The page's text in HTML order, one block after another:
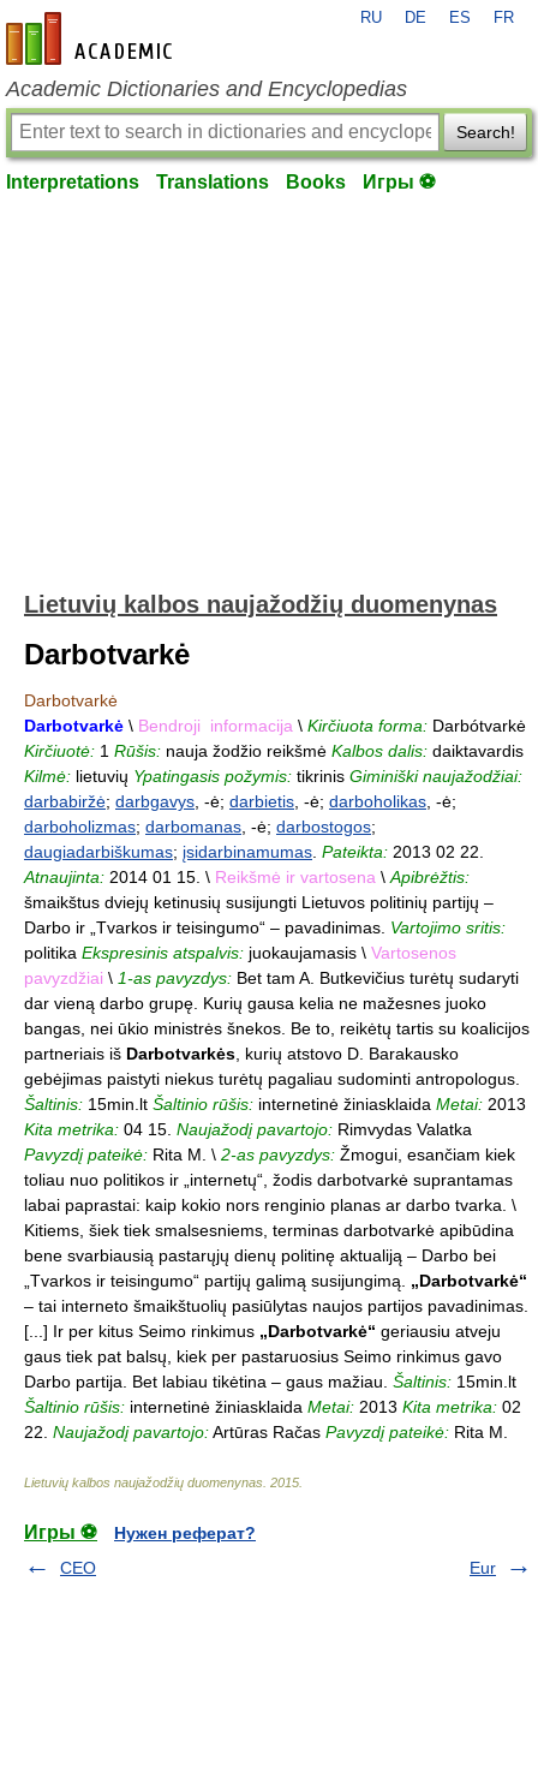
en-academic.com
RU DE ES FR
Academic Dictionaries and Encyclopedias
Search!
Interpretations Translations Books Игры ⚽
Lietuvių kalbos naujažodžių duomenynas
Darbotvarkė
Darbotvarkė
Darbotvarkė \ Bendroji informacija \ Kirčiuota forma: Darbótvarkė
Kirčiuotė: 1 Rūšis: nauja žodžio reikšmė Kalbos dalis: daiktavardis
Kilmė: lietuvių Ypatingasis požymis: tikrinis Giminiški naujažodžiai:
darbabiržė; darbgavys , -ė; darbietis , -ė; darboholikas , -ė;
darboholizmas; darbomanas , -ė; darbostogos;
daugiadarbiškumas; įsidarbinamumas Pateikta: 2013 02 22.
Atnaujinta: 2014 01 15. \ Reikšmė ir vartosena \ Apibrėžtis:
šmaikštus dviejų ketinusių susijungti Lietuvos politinių partijų –
Darbo ir „Tvarkos ir teisingumo“ – pavadinimas. Vartojimo sritis:
politika Ekspresinis atspalvis: juokaujamasis \ Vartosenos
pavyzdžiai \ 1-as pavyzdys: Bet tam A. Butkevičius turėtų sudaryti
dar vieną darbo grupę. Kurių gausa kelia ne mažesnes juoko
bangas, nei ūkio ministrės šnekos. Be to, reikėtų tartis su koalicijos
partneriais iš Darbotvarkės , kurių atstovo D. Barakausko
gebėjimas paistyti niekus turėtų pagaliau sudominti antropologus.
Šaltinis: 15min.lt Šaltinio rūšis: internetinė žiniasklaida Metai: 2013
Kita metrika: 04 15. Naujažodį pavartojo: Rimvydas Valatka
Pavyzdį pateikė: Rita M. \ 2-as pavyzdys: Žmogui, esančiam kiek
toliau nuo politikos ir „internetų“, žodis darbotvarkė suprantamas
labai paprastai: kaip kokio nors renginio planas ar darbo tvarka. \
Kitiems, šiek tiek smalsesniems, terminas darbotvarkė apibūdina
bene svarbiausią pastarųjų dienų politinę aktualiją – Darbo bei
„Tvarkos ir teisingumo“ partijų galimą susijungimą. „Darbotvarkė“
– tai interneto šmaikštuolių pasiūlytas naujos partijos pavadinimas.
[...] Ir per kitus Seimo rinkimus „Darbotvarkė“ geriausiu atveju
gaus tiek pat balsų, kiek per pastaruosius Seimo rinkimus gavo
Darbo partija. Bet labiau tikėtina – gaus mažiau. Šaltinis: 15min.lt
Šaltinio rūšis: internetinė žiniasklaida Metai: 2013 Kita metrika: 02
22. Naujažodį pavartojo:Artūras Račas Pavyzdį pateikė: Rita M.
Lietuvių kalbos naujažodžių duomenynas 2015
Игры ⚽
Нужен реферат?
CEO
Eur